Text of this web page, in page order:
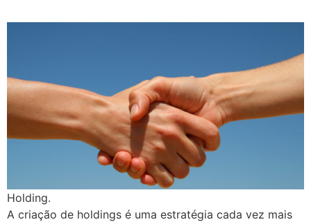
Holding.
A criação de holdings é uma estratégia cada vez mais